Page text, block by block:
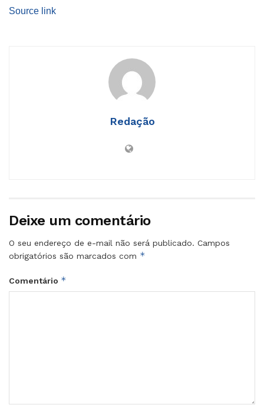
Source link
Redação
Deixe um comentário
O seu endereço de e-mail não será publicado. Campos
obrigatórios são marcados com *
Comentário *